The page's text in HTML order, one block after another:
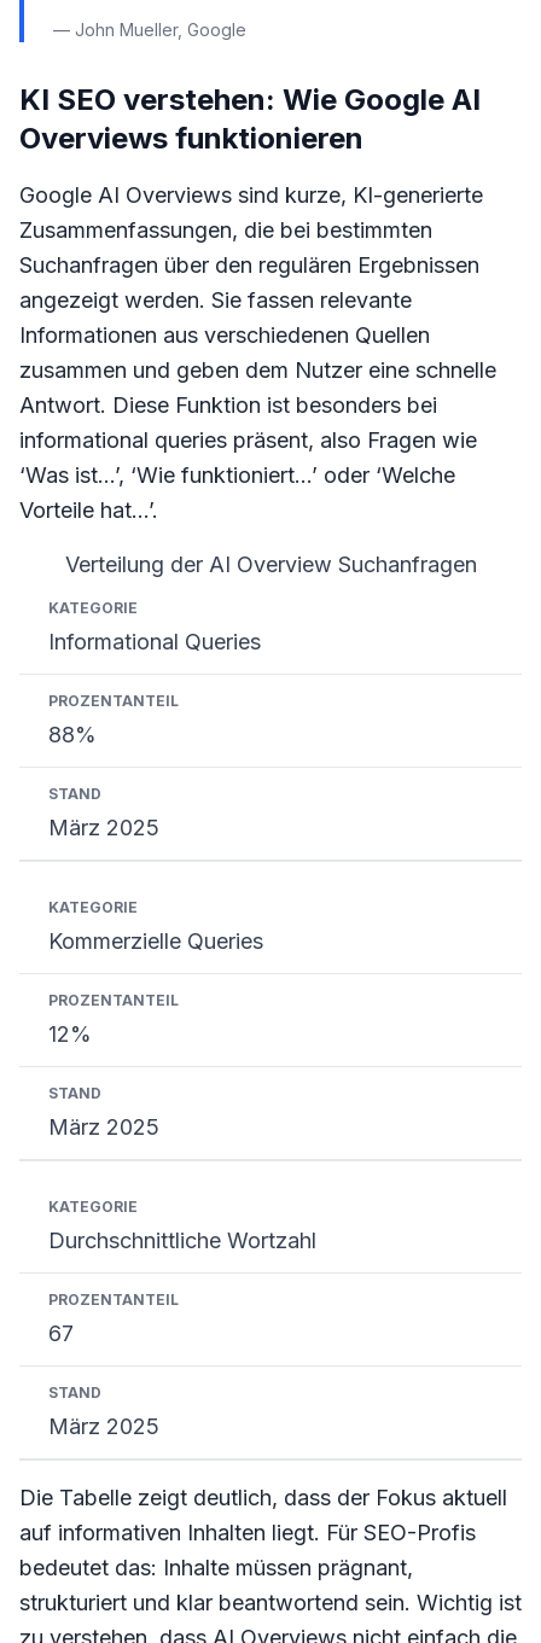
— John Mueller, Google
KI SEO verstehen: Wie Google AI
Overviews funktionieren
Google AI Overviews sind kurze, KI-generierte
Zusammenfassungen, die bei bestimmten
Suchanfragen über den regulären Ergebnissen
angezeigt werden. Sie fassen relevante
Informationen aus verschiedenen Quellen
zusammen und geben dem Nutzer eine schnelle
Antwort. Diese Funktion ist besonders bei
informational queries präsent, also Fragen wie
‘Was ist…’, ‘Wie funktioniert…’ oder ‘Welche
Vorteile hat…’.
Verteilung der AI Overview Suchanfragen
KategorieProzentanteil
Informational Queries
88%
März 2025
Kommerzielle Queries
12%
März 2025
Durchschnittliche Wortzahl
67
März 2025
Die Tabelle zeigt deutlich, dass der Fokus aktuell
auf informativen Inhalten liegt. Für SEO-Profis
bedeutet das: Inhalte müssen prägnant,
strukturiert und klar beantwortend sein. Wichtig ist
zu verstehen, dass AI Overviews nicht einfach die